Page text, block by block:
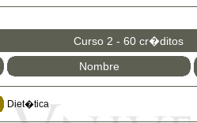
Curso 2 - 60 cr�ditos
Nombre
Diet�tica